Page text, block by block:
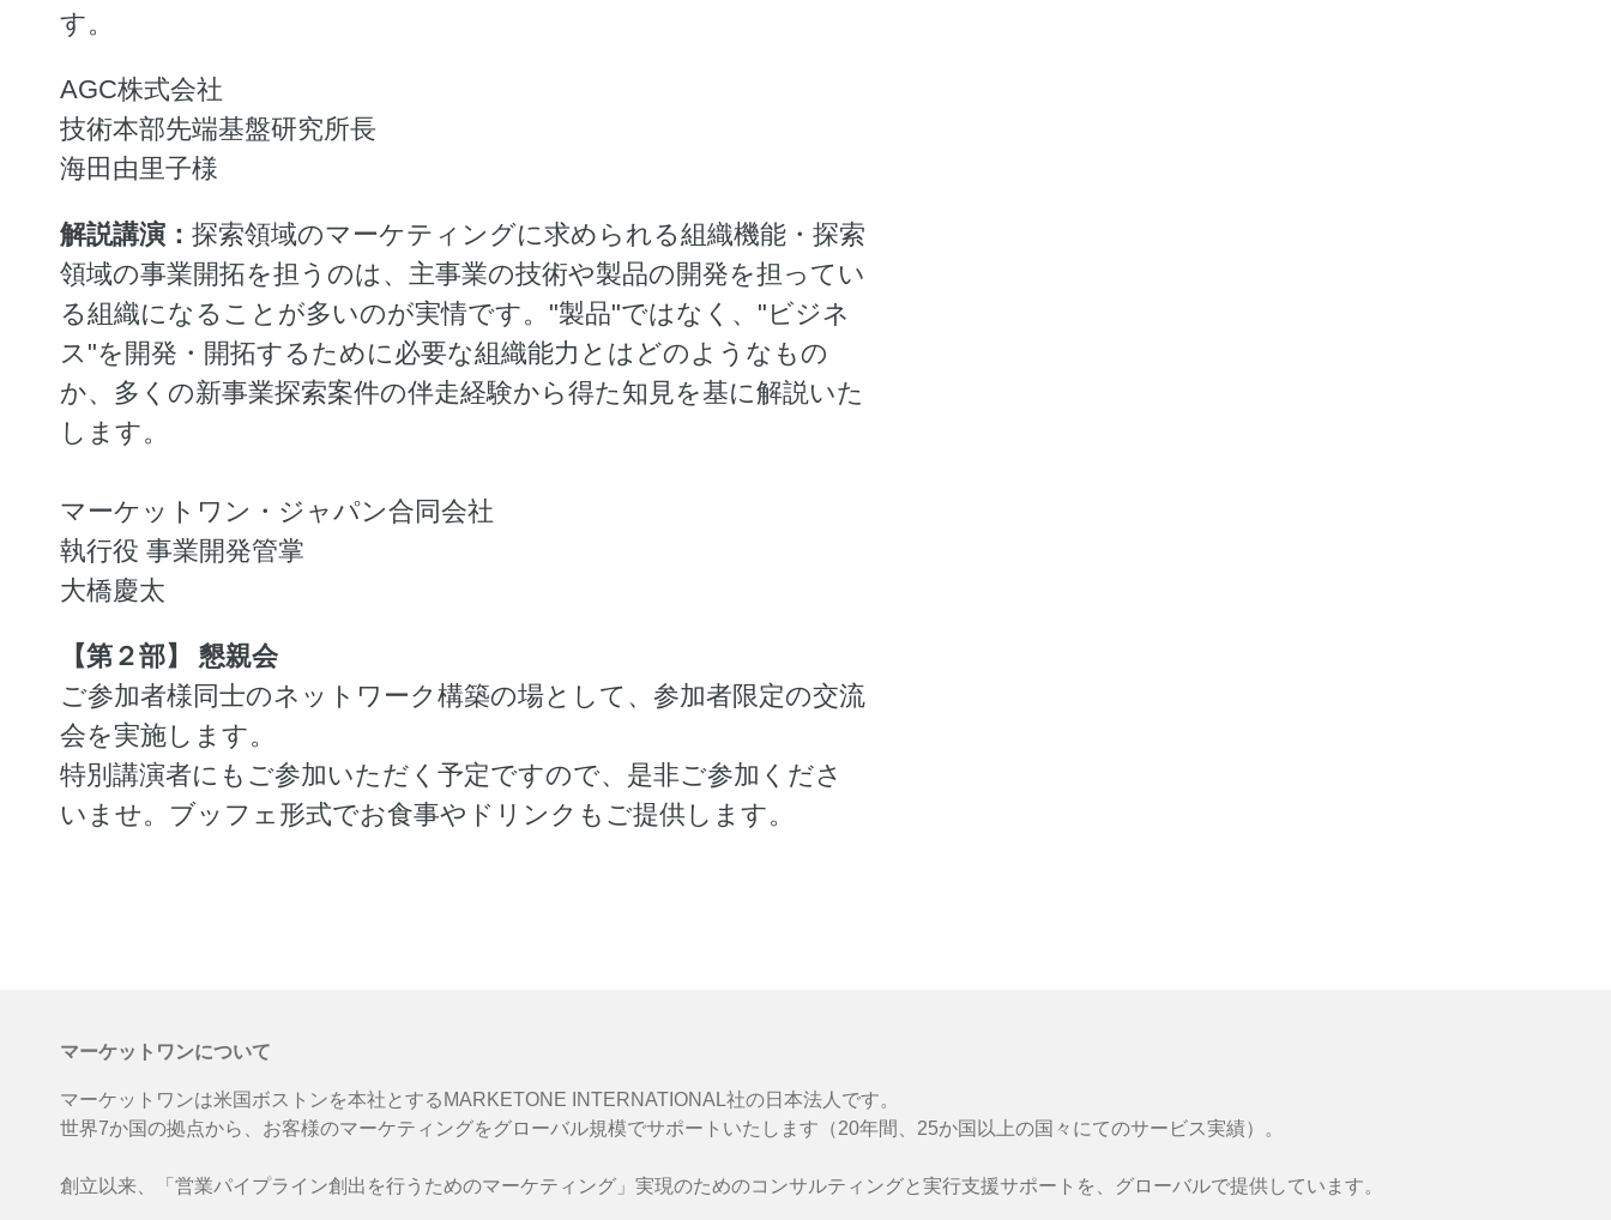
す。
AGC株式会社
技術本部先端基盤研究所⾧
海田由里子様
解説講演： 探索領域のマーケティングに求められる組織機能・探索
領域の事業開拓を担うのは、主事業の技術や製品の開発を担ってい
る組織になることが多いのが実情です。"製品"ではなく、"ビジネ
ス"を開発・開拓するために必要な組織能力とはどのようなもの
か、多くの新事業探索案件の伴走経験から得た知見を基に解説いた
します。
マーケットワン・ジャパン合同会社
執行役 事業開発管掌
大橋慶太
【第２部】 懇親会
ご参加者様同士のネットワーク構築の場として、参加者限定の交流
会を実施します。
特別講演者にもご参加いただく予定ですので、是非ご参加くださ
いませ。ブッフェ形式でお食事やドリンクもご提供します。
マーケットワンについて
マーケットワンは米国ボストンを本社とするMARKETONE INTERNATIONAL社の日本法人です。
世界7か国の拠点から、お客様のマーケティングをグローバル規模でサポートいたします（20年間、25か国以上の国々にてのサービス実績）。
創立以来、「営業パイプライン創出を行うためのマーケティング」実現のためのコンサルティングと実行支援サポートを、グローバルで提供しています。